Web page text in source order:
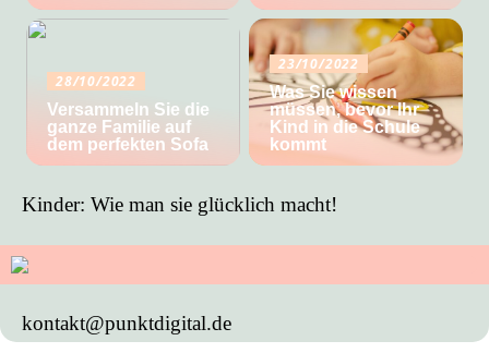
28/10/2022
Versammeln Sie die
ganze Familie auf
dem perfekten Sofa
23/10/2022
Was Sie wissen
müssen, bevor Ihr
Kind in die Schule
kommt
Kinder: Wie man sie glücklich macht!
kontakt@punktdigital.de